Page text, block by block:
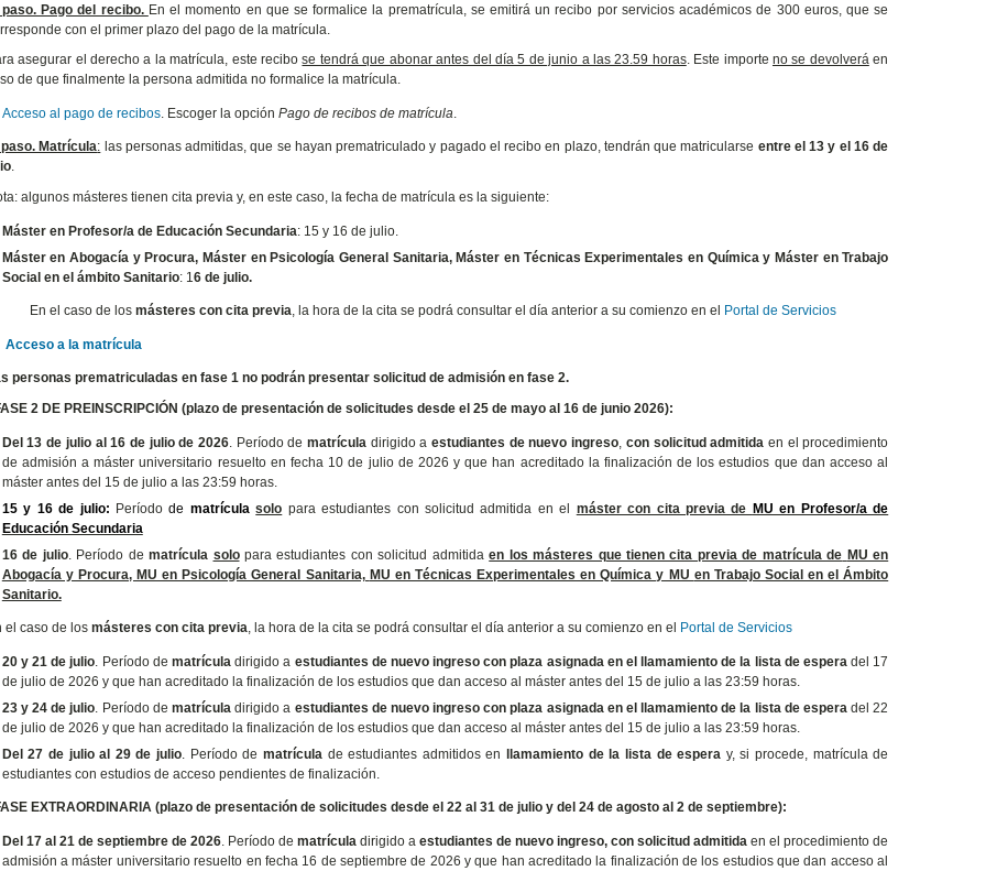
paso. Pago del recibo. En el momento en que se formalice la prematrícula, se emitirá un recibo por servicios académicos de 300 euros, que se
con el primer plazo del pago de la matrícula.
asegurar el derecho a la matrícula, este recibose tendrá que abonar antes del día 5 de junio a las 23.59 horas. Este importe no se devolveráen
de que finalmente la persona admitida no formalice la matrícula.
Acceso al pago de recibos. Escoger la opción Pago de recibos de matrícula.
paso. Matrícula: las personas admitidas, que se hayan prematriculado y pagado el recibo en plazo, tendrán que matricularse entre el 13 y el 16 de
.
algunos másteres tienen cita previa y, en este caso, la fecha de matrícula es la siguiente:
Máster en Profesor/a de Educación Secundaria: 15 y 16 de julio.
Máster en Abogacía y Procura, Máster en Psicología General Sanitaria, Máster en Técnicas Experimentales en Química y Máster en Trabajo
Social en el ámbito Sanitario: 16 de julio.
En el caso de los másteres con cita previa, la hora de la cita se podrá consultar el día anterior a su comienzo en el Portal de Servicios
Acceso a la matrícula
personas prematriculadas en fase 1 no podrán presentar solicitud de admisión en fase 2.
2 DE PREINSCRIPCIÓN (plazo de presentación de solicitudes desde el 25 de mayo al 16 de junio 2026):
Del 13 de julio al 16 de julio de 2026. Período dematrícula dirigido aestudiantes de nuevo ingreso, con solicitud admitida en el procedimiento
de admisión a máster universitario resuelto en fecha 10 de julio de 2026 y que han acreditado la finalización de los estudios que dan acceso al
máster antes del 15 de julio a las 23:59 horas.
15 y 16 de julio: Períodode matrícula solo para estudiantes con solicitud admitida en el máster con cita previa de MU en Profesor/a de
Educación Secundaria
16 de julio. Período dematrícula solo para estudiantes con solicitud admitidaen los másteres que tienen cita previa de matrícula de MU en
Abogacía y Procura, MU en Psicología General Sanitaria, MU en Técnicas Experimentales en Química y MU en Trabajo Social en el Ámbito
Sanitario.
el caso de los másteres con cita previa, la hora de la cita se podrá consultar el día anterior a su comienzo en el Portal de Servicios
20 y 21 de julio. Período de matrícula dirigido a estudiantes de nuevo ingreso con plaza asignada en el llamamiento de la lista de esperadel 17
de julio de 2026 y que han acreditado la finalización de los estudios que dan acceso al máster antes del 15 de julio a las 23:59 horas.
23 y 24 de julio. Período de matrículadirigido a estudiantes de nuevo ingreso con plaza asignada en el llamamiento de la lista de esperadel 22
de julio de 2026 y que han acreditado la finalización de los estudios que dan acceso al máster antes del 15 de julio a las 23:59 horas.
Del 27 de julio al 29 de julio. Período de matrícula de estudiantes admitidos en llamamiento de la lista de espera y, si procede, matrícula de
estudiantes con estudios de acceso pendientes de finalización.
EXTRAORDINARIA (plazo de presentación de solicitudes desde el 22 al 31 de julio y del 24 de agosto al 2 de septiembre):
Del 17 al 21 de septiembre de 2026. Período de matrículadirigido aestudiantes de nuevo ingreso, con solicitud admitida en el procedimiento de
admisión a máster universitario resuelto en fecha 16 de septiembre de 2026 y que han acreditado la finalización de los estudios que dan acceso al